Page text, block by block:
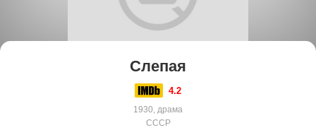
Слепая
4.2
1930, драма
СССР